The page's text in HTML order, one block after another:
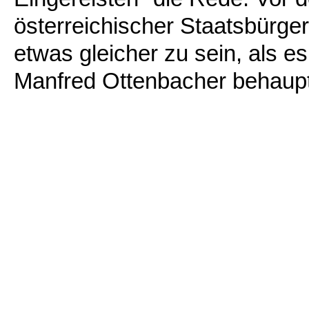
österreichischer
etwas gleicher zu sein, als
Manfred Ottenbacher